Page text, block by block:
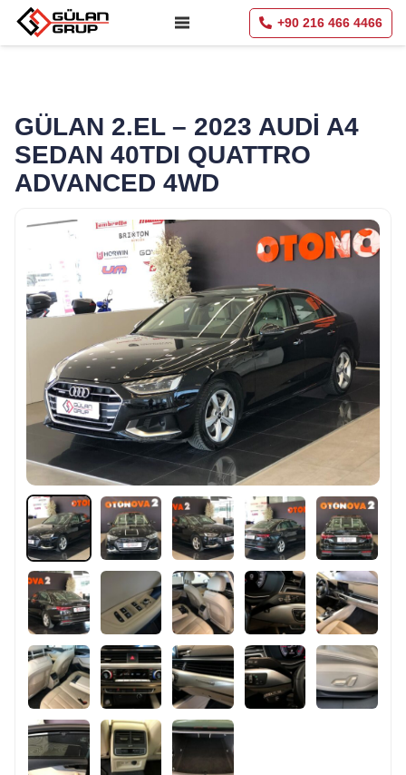
+90 216 466 4466
GÜLAN 2.EL – 2023 AUDİ A4
SEDAN 40TDI QUATTRO
ADVANCED 4WD